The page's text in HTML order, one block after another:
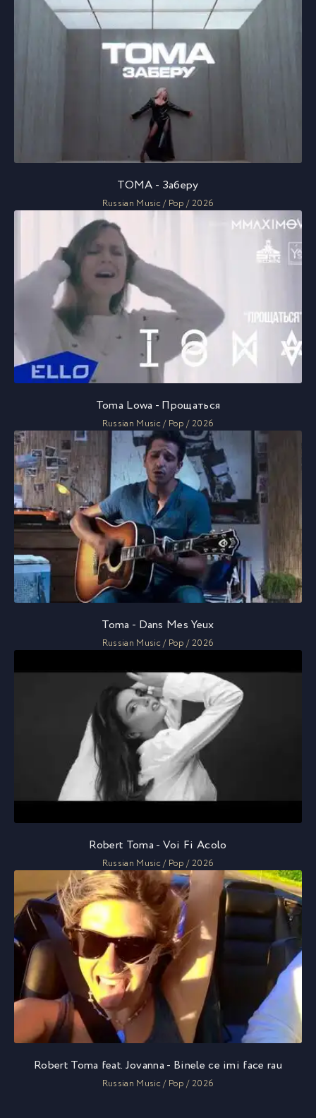
TOMA - Заберу
Russian Music / Pop / 2026
Toma Lowa - Прощаться
Russian Music / Pop / 2026
Toma - Dans Mes Yeux
Russian Music / Pop / 2026
Robert Toma - Voi Fi Acolo
Russian Music / Pop / 2026
Robert Toma feat. Jovanna - Binele ce imi face rau
Russian Music / Pop / 2026